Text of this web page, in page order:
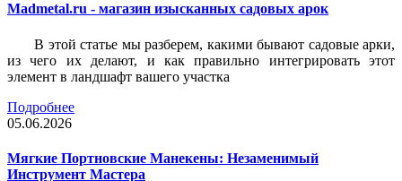
Madmetal.ru - магазин изысканных садовых арок
В этой статье мы разберем, какими бывают садовые арки,
из чего их делают, и как правильно интегрировать этот
элемент в ландшафт вашего участка
Подробнее
05.06.2026
Мягкие Портновские Манекены: Незаменимый
Инструмент Мастера